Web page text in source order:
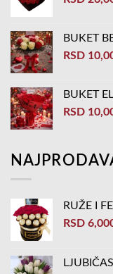
BUKET
RSD
BUKET
RSD
RUŽE I
RSD